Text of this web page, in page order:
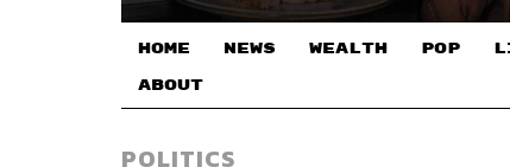
HOME NEWS WEALTH POP
ABOUT
POLITICS